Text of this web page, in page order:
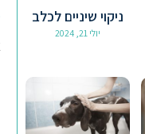
ניקוי שיניים לכלב
יולי 21, 2024